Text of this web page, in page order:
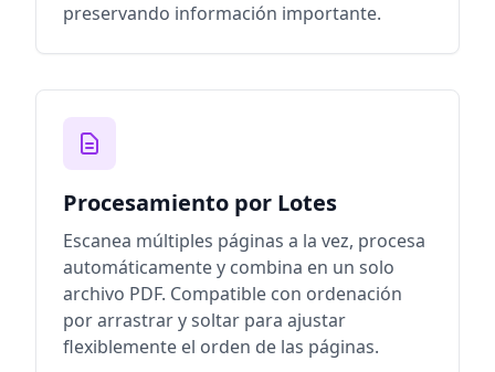
preservando información importante.
Procesamiento por Lotes
Escanea múltiples páginas a la vez, procesa
automáticamente y combina en un solo
archivo PDF. Compatible con ordenación
por arrastrar y soltar para ajustar
flexiblemente el orden de las páginas.